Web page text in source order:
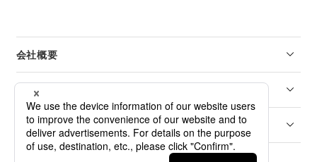
会社概要
リーガル
カスタマーサービス